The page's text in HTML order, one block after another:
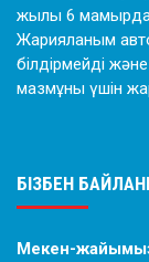
жылы 6 мамырда
Жарияланым
білдірмейді
мазмұны үшін
БІЗБЕН
Мекен-